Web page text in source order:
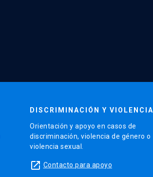
DISCRIMINACIÓN Y VIOLENCIA
Orientación y apoyo en casos de
discriminación, violencia de género o
violencia sexual.
launch Contacto para apoyo